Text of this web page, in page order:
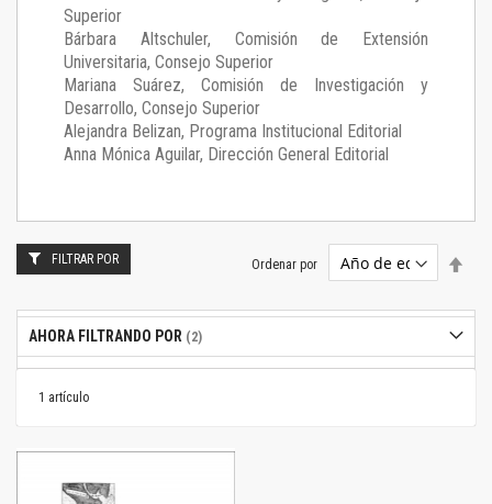
Superior
Bárbara Altschuler, Comisión de Extensión
Universitaria, Consejo Superior
Mariana Suárez, Comisión de Investigación y
Desarrollo, Consejo Superior
Alejandra Belizan, Programa Institucional Editorial
Anna Mónica Aguilar, Dirección General Editorial
1 artículo
Ordenar por
FILTRAR POR
AHORA FILTRANDO POR